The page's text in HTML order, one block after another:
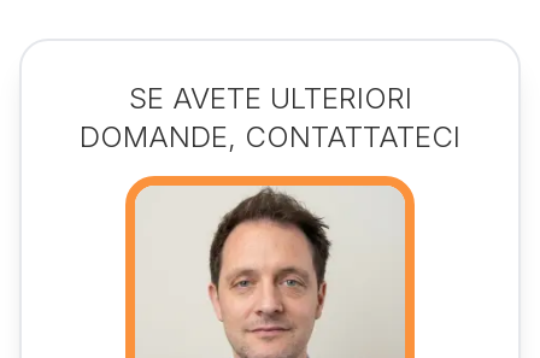
SE AVETE ULTERIORI
DOMANDE, CONTATTATECI